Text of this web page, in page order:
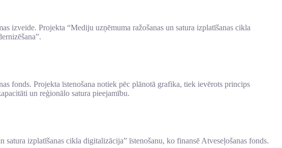
izveide. Projekta “Mediju uzņēmuma ražošanas un satura izplatīšanas cikla
fonds. Projekta īstenošana notiek pēc plānotā grafika, tiek ievērots princips
un reģionālo satura pieejamību.
izplatīšanas cikla digitalizācija” īstenošanu, ko finansē Atveseļošanas fonds.